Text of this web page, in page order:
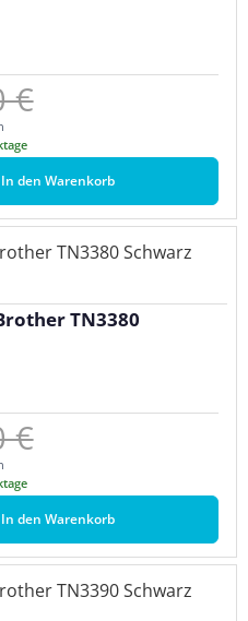
Preis:
€
In den Warenkorb
TN3380
Preis:
€
In den Warenkorb